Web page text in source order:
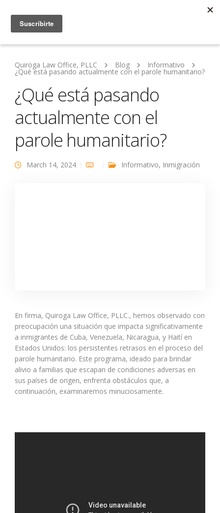
Quiroga Law Office, PLLC Blog Informativo
¿Qué está pasando actualmente con el parole humanitario?
¿Qué está pasando
actualmente con el
parole humanitario?
March 14, 2024 Informativo, Inmigración
En firma, Quiroga Law Office, PLLC., hemos observado con
preocupación una situación que impacta significativamente
a inmigrantes de Cuba, Venezuela, Nicaragua, y Haití en
Estados Unidos: los persistentes retrasos en el proceso del
parole humanitario. Este programa, ideado para brindar
alivio a familias que escapan de condiciones adversas en
sus países de origen, enfrenta obstáculos que, a
continuación, examinaremos minuciosamente.